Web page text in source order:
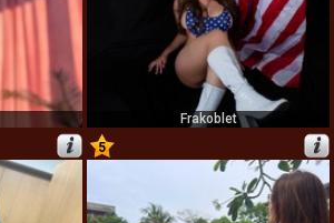
Frakoblet
5